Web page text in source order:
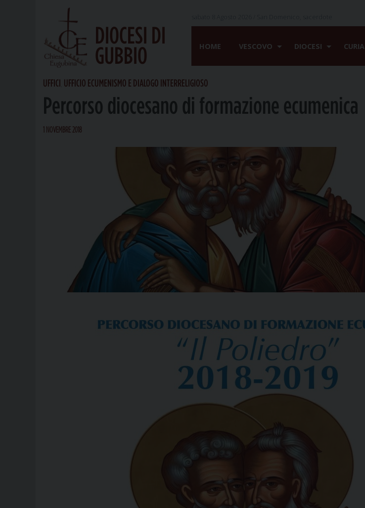
DIOCESI DI
GUBBIO
HOME VESCOVO DIOCESI CURIA
UFFICI UFFICIO ECUMENISMO E DIALOGO INTERRELIGIOSO
Percorso diocesano di formazione ecumenica
1 NOVEMBRE 2018